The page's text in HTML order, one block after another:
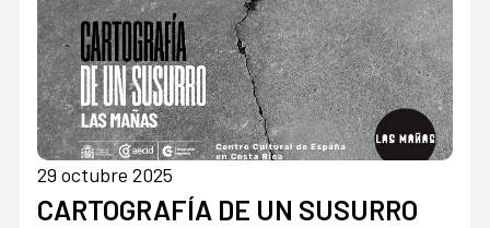
29 octubre 2025
CARTOGRAFÍA DE UN SUSURRO